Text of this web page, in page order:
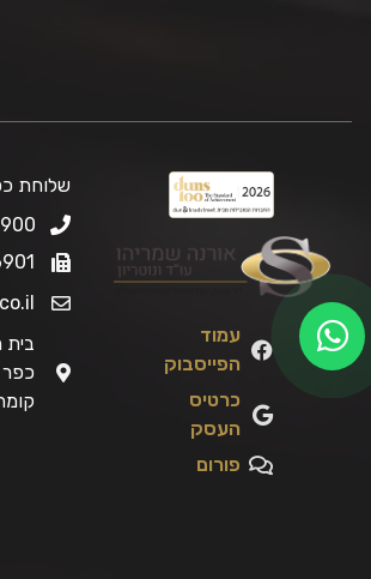
עמוד
הפייסבוק
כרטיס
העסק
פורום
שלוחת
כפר
קומה 2, משרד